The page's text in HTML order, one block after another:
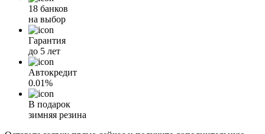
18 банков
на выбор
Гарантия
до 5 лет
Автокредит
0.01%
В подарок
зимняя резина